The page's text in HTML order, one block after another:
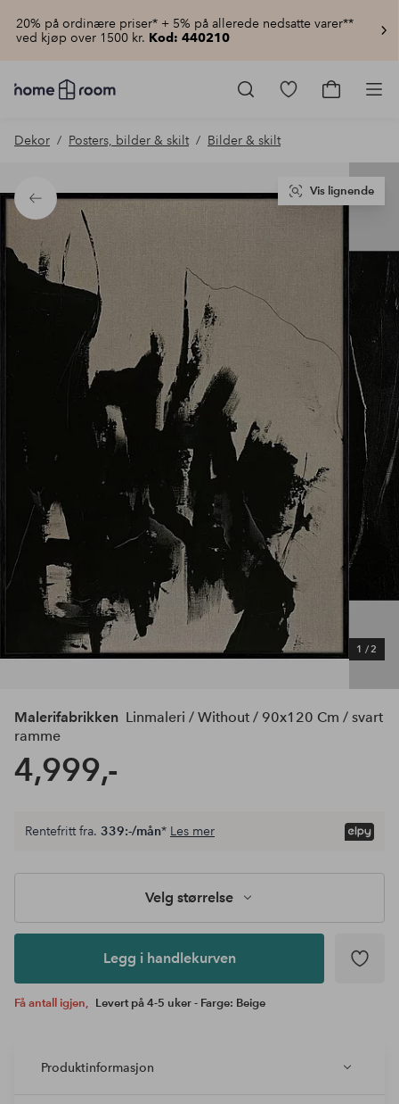
20% på ordinære priser* + 5% på allerede nedsatte varer**
ved kjøp over 1500 kr. Kod: 440210
Homeroom
–
hjemmet
pris
Gå
Gå
Dekor Posters, bilder & skilt Bilder & skilt
Tilbake
1 /2
Vis lignende
Malerifabrikken Linmaleri / Without / 90x120 Cm / svart
ramme
4,999,-
størrelse
Legg i
Rentefritt fra. 339:-/mån* Les mer
Velg størrelse
Legg i handlekurven
Få antall igjen, Levert på 4-5 uker - Farge: Beige
Produktinformasjon